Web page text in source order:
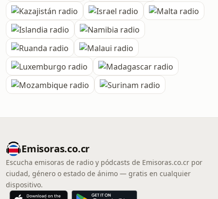
Emisoras.co.cr
Escucha emisoras de radio y pódcasts de Emisoras.co.cr por
ciudad, género o estado de ánimo — gratis en cualquier
dispositivo.